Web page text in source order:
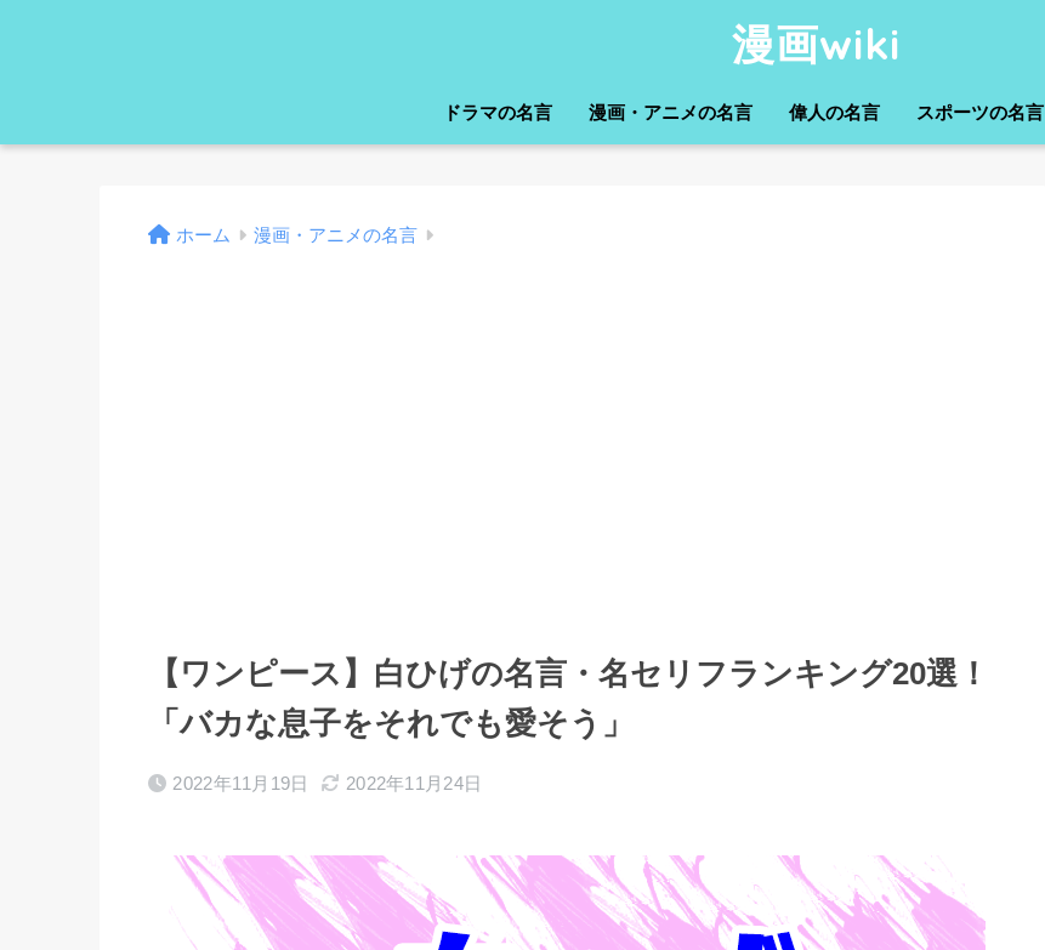
漫画wiki
ドラマの名言 漫画・アニメの名言 偉人の名言 スポーツの名言
ホーム 漫画・アニメの名言
【ワンピース】白ひげの名言・名セリフランキング20選！
「バカな息子をそれでも愛そう」
2022年11月19日 2022年11月24日